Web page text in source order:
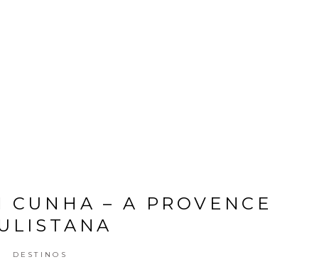
CUNHA – A PROVENCE
DESTINOS